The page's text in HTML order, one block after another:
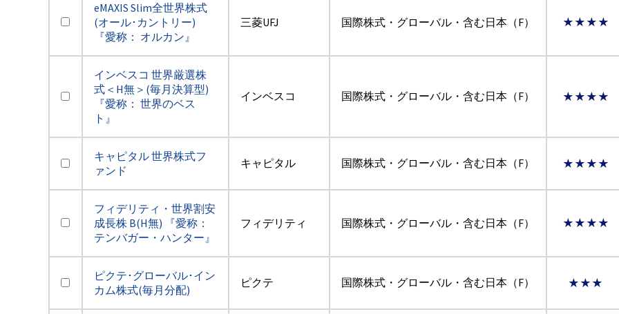
eMAXIS Slim全世界株式
(オール･カントリー)
『愛称： オルカン』
三菱UFJ 国際株式・グローバル・含む日本（F） ★★★★
インベスコ 世界厳選株
式＜H無＞(毎月決算型)
『愛称： 世界のベス
ト』
インベスコ 国際株式・グローバル・含む日本（F） ★★★★
キャピタル 世界株式フ
ァンド
キャピタル 国際株式・グローバル・含む日本（F） ★★★★
フィデリティ・世界割安
成長株 B(H無) 『愛称：
テンバガー・ハンター』
フィデリティ 国際株式・グローバル・含む日本（F） ★★★★
ピクテ･グローバル･イン
カム株式(毎月分配)
ピクテ 国際株式・グローバル・含む日本（F） ★★★